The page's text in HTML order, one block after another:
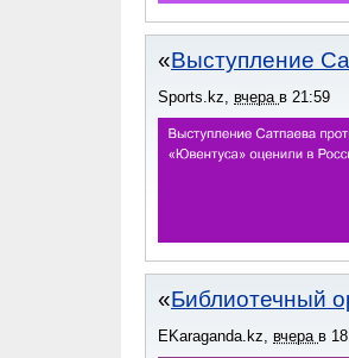
Выступление
Sports.kz, вчера в 21:59
Библиотечный
EKaraganda.kz, вчера в